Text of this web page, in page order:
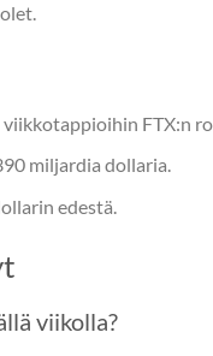
FTX:n
miljardia dollaria.
edestä.
viikolla?